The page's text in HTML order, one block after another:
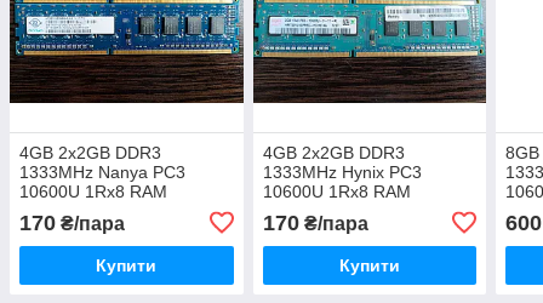
4GB 2x2GB DDR3
1333MHz Nanya PC3
10600U 1Rx8 RAM
170 ₴/пара
Купити
4GB 2x2GB DDR3
1333MHz Hynix PC3
10600U 1Rx8 RAM
170₴/пара
Купити
600